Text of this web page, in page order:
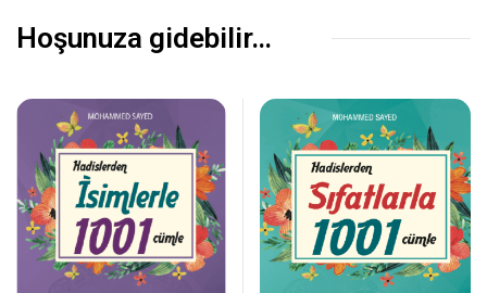
Hoşunuza gidebilir…